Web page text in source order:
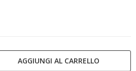
AGGIUNGI AL CARRELLO